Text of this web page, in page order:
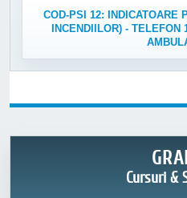
COD-PSI 12: INDICATOARE
INCENDIILOR) -
Cursuri &